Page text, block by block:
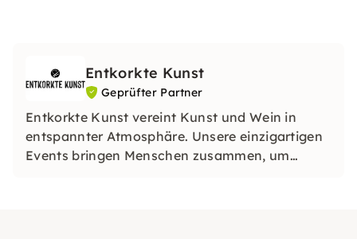
Entkorkte Kunst
Geprüfter Partner
Entkorkte Kunst vereint Kunst und Wein in
entspannter Atmosphäre. Unsere einzigartigen
Events bringen Menschen zusammen, um